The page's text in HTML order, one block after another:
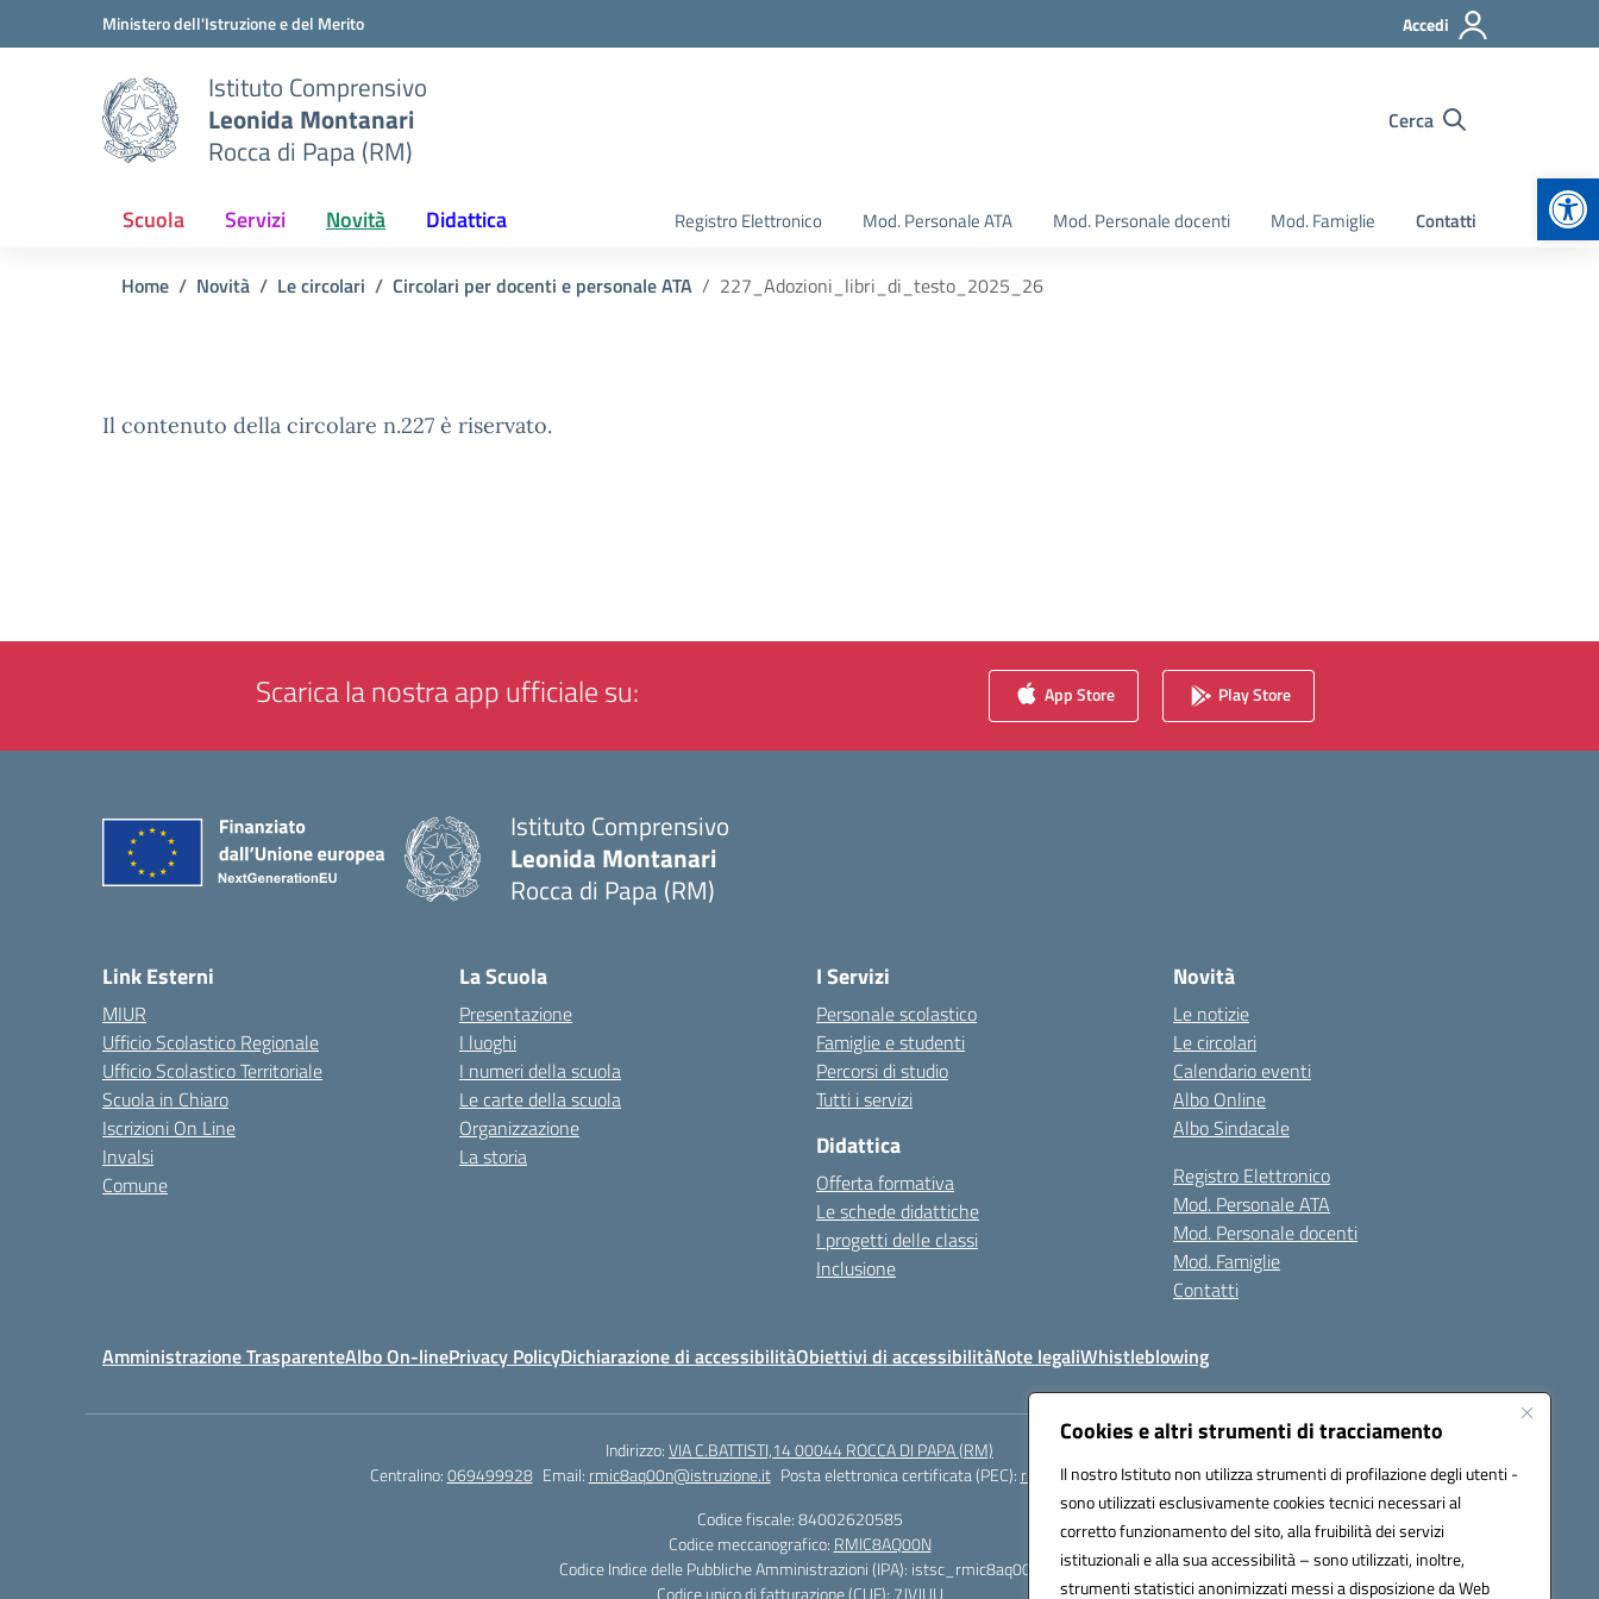
Cookies e altri strumenti di tracciamento
Il nostro Istituto non utilizza strumenti di profilazione degli utenti -
sono utilizzati esclusivamente cookies tecnici necessari al
corretto funzionamento del sito, alla fruibilità dei servizi
istituzionali e alla sua accessibilità – sono utilizzati, inoltre,
strumenti statistici anonimizzati messi a disposizione da Web
Vai ai contenuti
Vai al menu di navigazioneMinistero dell'Istruzione e del Merito Accedi
Istituto Comprensivo
Leonida Montanari
Rocca di Papa (RM)
Cerca
Scuola Servizi Novità Didattica Registro Elettronico Mod. Personale ATA Mod. Personale docenti Mod. Famiglie Contatti
Home Novità Le circolari Circolari per docenti e personale ATA 227_Adozioni_libri_di_testo_2025_26
Il contenuto della circolare n.227 è riservato.
Scarica la nostra app ufficiale su: App Store Play Store
Istituto Comprensivo
Leonida Montanari
Rocca di Papa (RM)
Link Esterni
MIUR
Ufficio Scolastico Regionale
Ufficio Scolastico Territoriale
Scuola in Chiaro
Iscrizioni On Line
Invalsi
Comune
La Scuola
Presentazione
I luoghi
I numeri della scuola
Le carte della scuola
Organizzazione
La storia
I Servizi
Personale scolastico
Famiglie e studenti
Percorsi di studio
Tutti i servizi
Didattica
Offerta formativa
Le schede didattiche
I progetti delle classi
Inclusione
Novità
Le notizie
Le circolari
Calendario eventi
Albo Online
Albo Sindacale
Registro Elettronico
Mod. Personale ATA
Mod. Personale docenti
Mod. Famiglie
Contatti
Amministrazione TrasparenteAlbo On-linePrivacy PolicyDichiarazione di accessibilitàObiettivi di accessibilitàNote legaliWhistleblowing
Indirizzo:VIA C.BATTISTI,14 00044 ROCCA DI PAPA (RM)
Centralino:069499928 Email: rmic8aq00n@istruzione.it Posta elettronica certificata (PEC): rmic8aq00n@pec.istruzione.it
Codice fiscale: 84002620585
Codice meccanografico: RMIC8AQ00N
Codice Indice delle Pubbliche Amministrazioni (IPA): istsc_rmic8aq00n
Codice unico di fatturazione (CUF): 7JVJUU